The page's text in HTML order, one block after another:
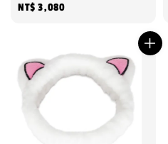
Regular
NT$ 3,080